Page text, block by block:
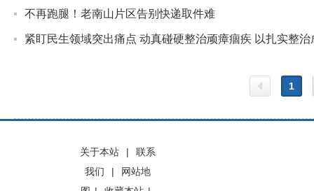
不再跑腿！老南山片区告别快递取件难
紧盯民生领域突出痛点 动真碰硬整治顽瘴痼疾 以扎实整
1
关于本站 |
联系
我们
|
网站地